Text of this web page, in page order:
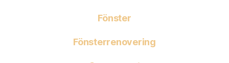
Fönster
Fönsterrenovering